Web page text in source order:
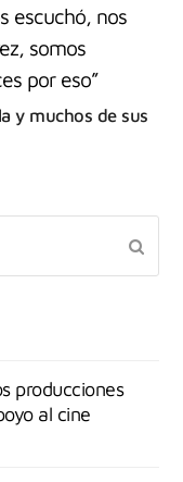
escuchó, nos
somos
por eso”
y muchos de sus
producciones
al cine